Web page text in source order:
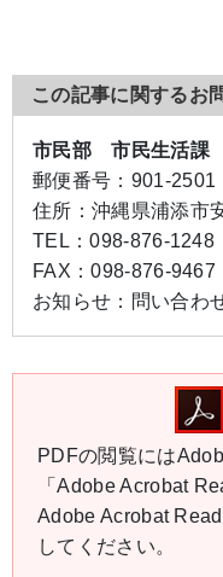
この記事に関するお
市民部 市民生活課
郵便番号： 901-2501
住所： 沖縄県浦添市
TEL：098-876-1248
FAX：098-876-9467
お知らせ： 問い合わ
PDFの閲覧には
「Adobe Acrobat
Adobe Acrobat
してください。